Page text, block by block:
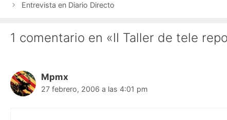
Entrevista en Diario Directo
1 comentario en «II Taller de tele
Mpmx
27 febrero, 2006 a las 4:01 pm